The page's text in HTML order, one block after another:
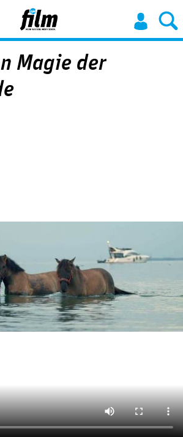
Jump to Navigation
Magie der